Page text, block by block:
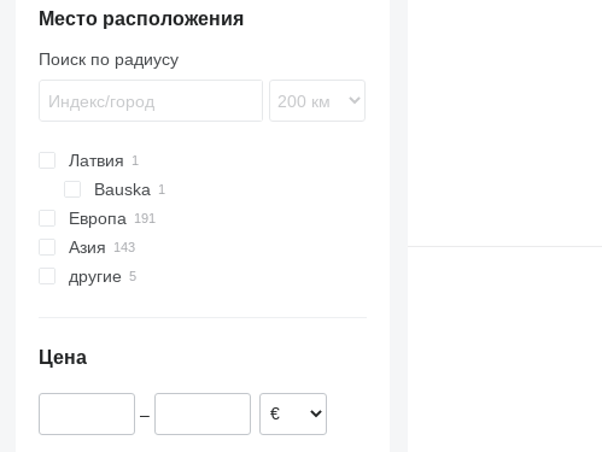
Место расположения
Поиск по радиусу
Латвия
Bauska
Европа
Польша
Нидерланды
Венгрия
Испания
Азия
Китай
другие
Цена
–